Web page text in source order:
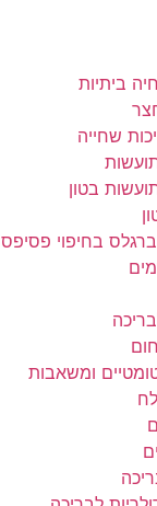
ביתיות
שחייה
בטון
בחיפוי פסיפס
ומשאבות